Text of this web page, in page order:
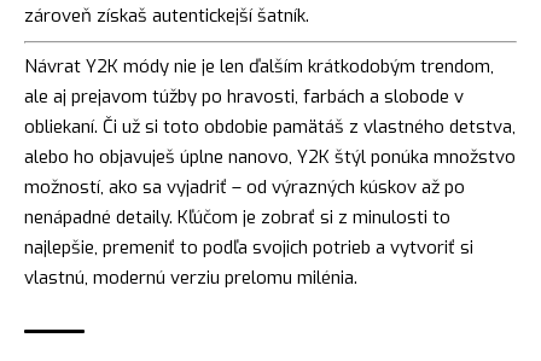
zároveň získaš autentickejší šatník.
Návrat Y2K módy nie je len ďalším krátkodobým trendom,
ale aj prejavom túžby po hravosti, farbách a slobode v
obliekaní. Či už si toto obdobie pamätáš z vlastného detstva,
alebo ho objavuješ úplne nanovo, Y2K štýl ponúka množstvo
možností, ako sa vyjadriť – od výrazných kúskov až po
nenápadné detaily. Kľúčom je zobrať si z minulosti to
najlepšie, premeniť to podľa svojich potrieb a vytvoriť si
vlastnú, modernú verziu prelomu milénia.